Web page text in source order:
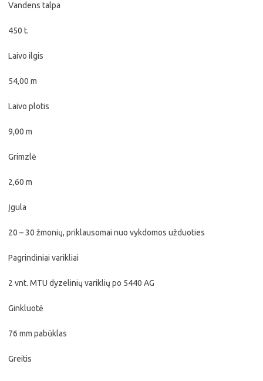
Vandens talpa
450 t.
Laivo ilgis
54,00 m
Laivo plotis
9,00 m
Grimzlė
2,60 m
Įgula
20 – 30 žmonių, priklausomai nuo vykdomos užduoties
Pagrindiniai varikliai
2 vnt. MTU dyzelinių variklių po 5440 AG
Ginkluotė
76 mm pabūklas
Greitis